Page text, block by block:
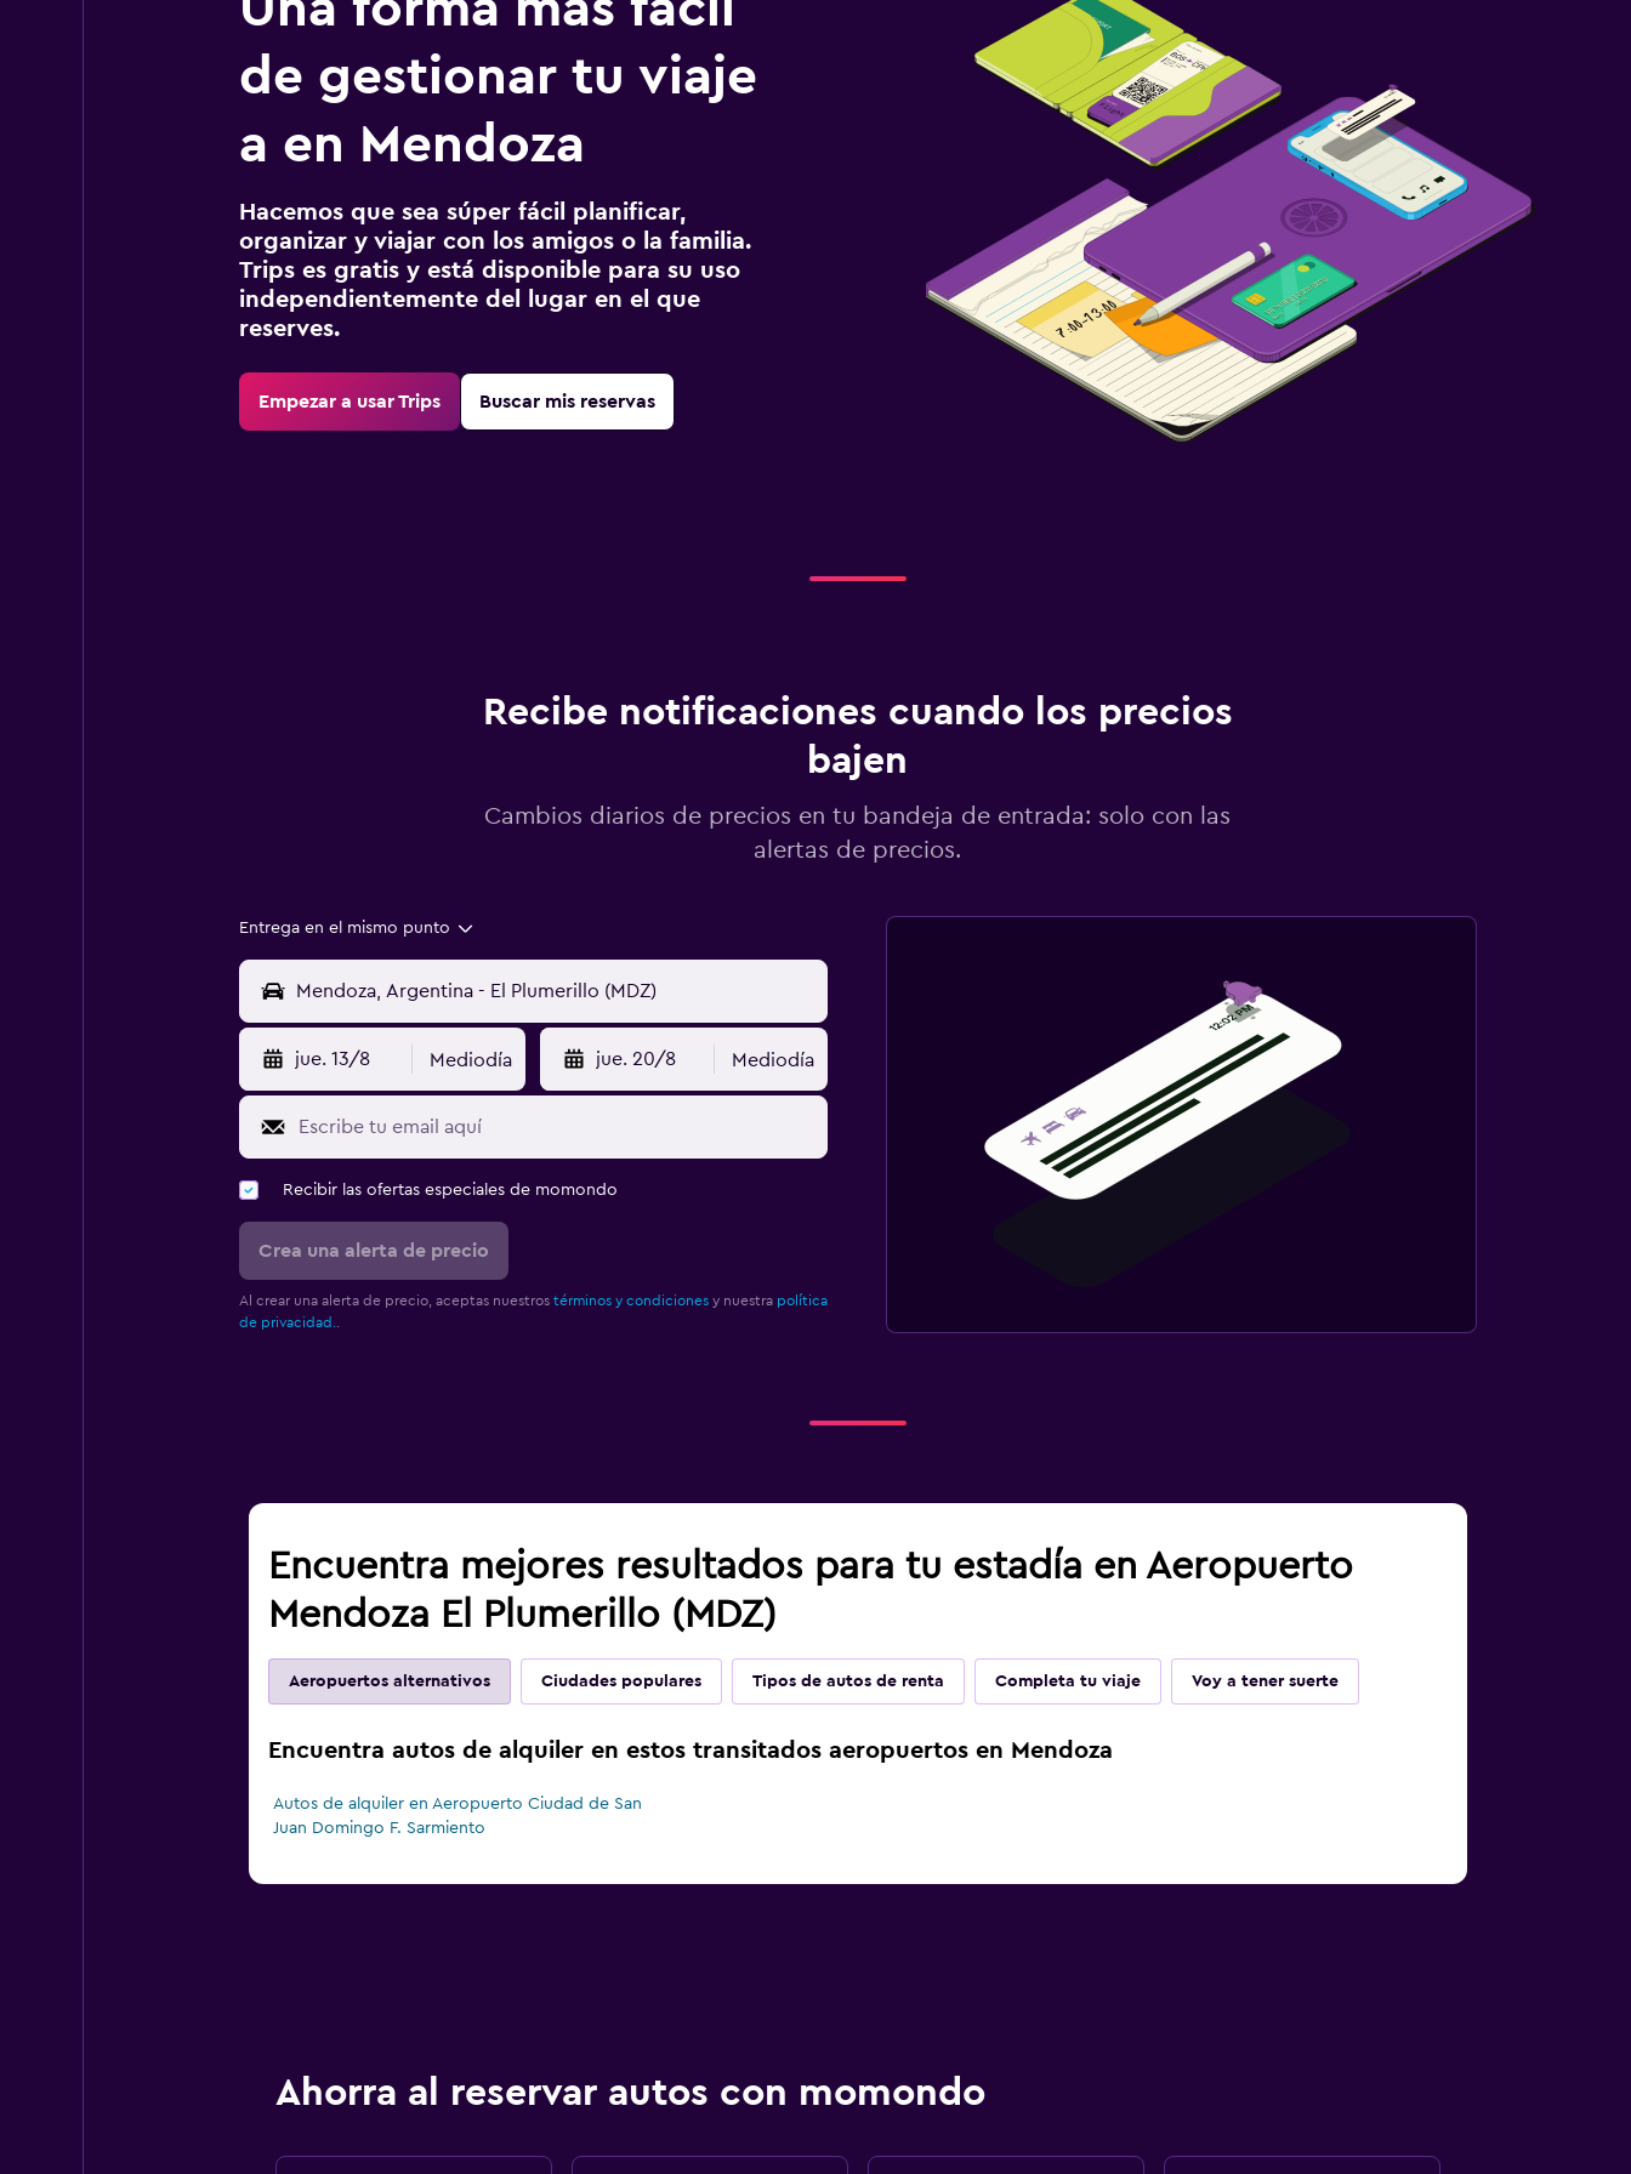
de gestionar tu viaje
a en Mendoza
Hacemos que sea súper fácil planificar,
organizar y viajar con los amigos o la familia.
Trips es gratis y está disponible para su uso
independientemente del lugar en el que
reserves.
Empezar a usar Trips Buscar mis reservas
Recibe notificaciones cuando los precios
bajen
Cambios diarios de precios en tu bandeja de entrada: solo con las
alertas de precios.
Entrega en el mismo punto
jue. 13/8 Mediodía jue. 20/8 Mediodía
Recibir las ofertas especiales de momondo
Crea una alerta de precio
Al crear una alerta de precio, aceptas nuestros términos y condicionesy nuestra política
de privacidad.
Encuentra mejores resultados para tu estadía en Aeropuerto
Mendoza El Plumerillo (MDZ)
Aeropuertos alternativos Ciudades populares Tipos de autos de renta Completa tu viaje Voy a tener suerte
Encuentra autos de alquiler en estos transitados aeropuertos en Mendoza
Autos de alquiler en Aeropuerto Ciudad de San
Juan Domingo F. Sarmiento
Ahorra al reservar autos con momondo